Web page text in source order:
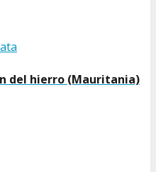
del hierro (Mauritania)